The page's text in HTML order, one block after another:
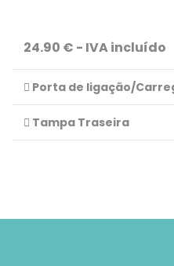
24.90 € - IVA incluído
Porta de ligação/
Tampa Traseira